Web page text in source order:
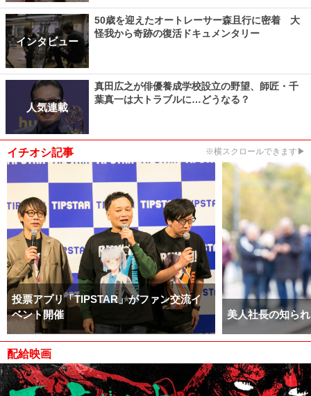
インタビュー
50歳を迎えたオートレーサー森且行に密着 大
怪我から奇跡の復活ドキュメンタリー
人気連載
真田広之が俳優養成学校設立の野望、師匠・千
葉真一は大トラブルに…どうなる？
イチオシ記事 ※横スクロールできます▶
投票アプリ「TIPSTAR」がファン交流イ
ベント開催
美人社長の知ら
配給映画